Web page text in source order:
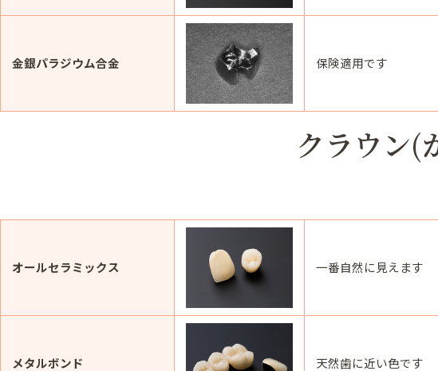
金銀パラジウム合金 保険適用です
クラウン(
オールセラミックス 一番自然に見えます
メタルボンド 天然歯に近い色です